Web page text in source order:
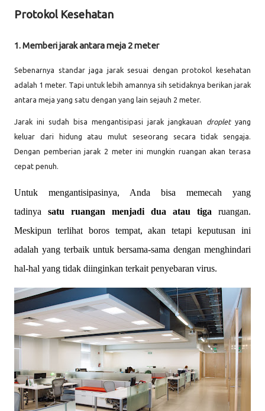
Protokol Kesehatan
1. Memberi jarak antara meja 2 meter
Sebenarnya standar jaga jarak sesuai dengan protokol kesehatan
adalah 1 meter. Tapi untuk lebih amannya sih setidaknya berikan jarak
antara meja yang satu dengan yang lain sejauh 2 meter.
Jarak ini sudah bisa mengantisipasi jarak jangkauan droplet yang
keluar dari hidung atau mulut seseorang secara tidak sengaja.
Dengan pemberian jarak 2 meter ini mungkin ruangan akan terasa
cepat penuh.
Untuk mengantisipasinya, Anda bisa memecah yang
tadinya
satu ruangan menjadi dua atau tiga
ruangan.
Meskipun terlihat boros tempat, akan tetapi keputusan ini
adalah yang terbaik untuk bersama-sama dengan menghindari
hal-hal yang tidak diinginkan terkait penyebaran virus.